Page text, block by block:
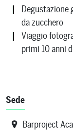
Degustazione
da zucchero
Viaggio
primi 10 anni
Sede
Barproject